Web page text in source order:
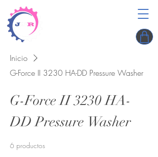
Inicio
G-Force II 3230 HA-DD Pressure Washer
G-Force II 3230 HA-
DD Pressure Washer
6 productos